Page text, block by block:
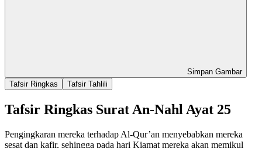
Simpan Gambar
Tafsir Ringkas
Tafsir Tahlili
Tafsir Ringkas Surat An-Nahl Ayat 25
Pengingkaran mereka terhadap Al-Qur’an menyebabkan mereka
sesat dan kafir, sehingga pada hari Kiamat mereka akan memikul